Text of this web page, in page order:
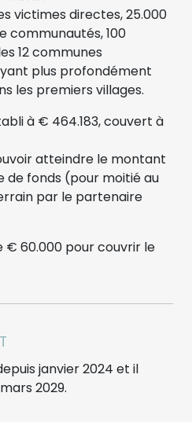
victimes directes, 25.000
communautés, 100
12 communes
plus profondément
les premiers villages.
à € 464.183, couvert à
atteindre le montant
de fonds (pour moitié au
par le partenaire
€ 60.000 pour couvrir le
janvier 2024 et il
2029.